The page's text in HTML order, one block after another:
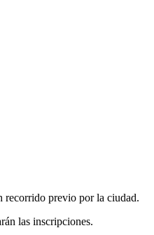
recorrido previo por la ciudad.
las inscripciones.